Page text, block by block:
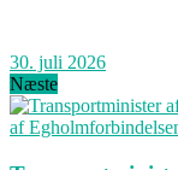
30. juli 2026
Næste